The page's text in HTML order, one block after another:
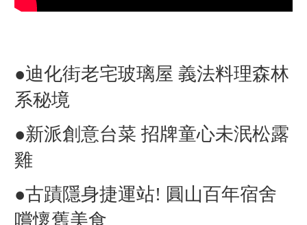
●迪化街老宅玻璃屋 義法料理森林
系秘境
●新派創意台菜 招牌童心未泯松露
雞
●古蹟隱身捷運站! 圓山百年宿舍
嚐懷舊美食